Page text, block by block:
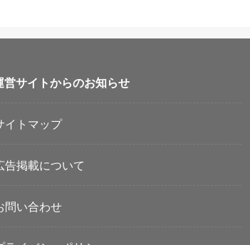
営サイトからのお知らせ
イトマップ
告掲載について
問い合わせ